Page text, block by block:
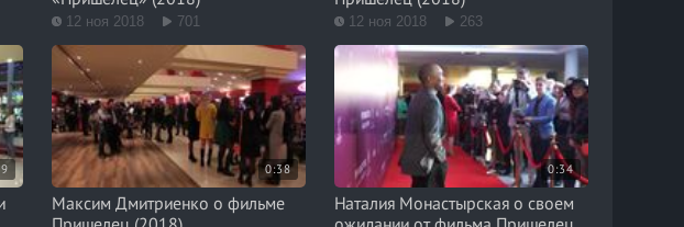
12 ноя 2018 701 12 ноя 2018 263
0:38
Максим Дмитриенко о фильме
0:34
Наталия Монастырская о своем